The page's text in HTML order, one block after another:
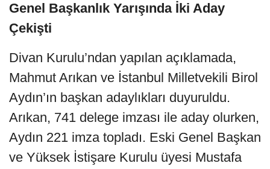
Genel Başkanlık Yarışında İki Aday
Çekişti
Divan Kurulu’ndan yapılan açıklamada,
Mahmut Arıkan ve İstanbul Milletvekili Birol
Aydın’ın başkan adaylıkları duyuruldu.
Arıkan, 741 delege imzası ile aday olurken,
Aydın 221 imza topladı. Eski Genel Başkan
ve Yüksek İstişare Kurulu üyesi Mustafa